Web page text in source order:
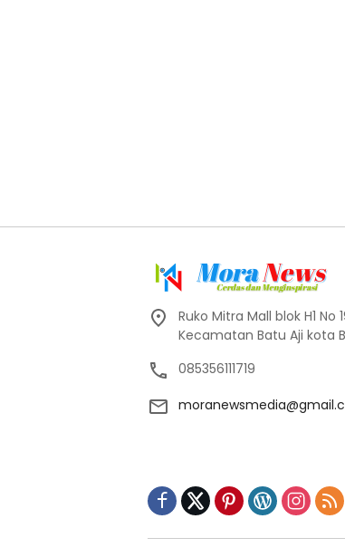
Ruko Mitra Mall blok H1
Kecamatan Batu Aji kota
085356111719